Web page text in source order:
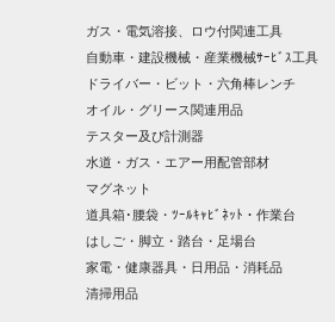
ガス・電気溶接、ロウ付関連工具
自動車・建設機械・産業機械ｻｰﾋﾞｽ工具
ドライバー・ビット・六角棒レンチ
オイル・グリース関連用品
テスター及び計測器
水道・ガス・エアー用配管部材
マグネット
道具箱･腰袋・ﾂｰﾙｷｬﾋﾞﾈｯﾄ・作業台
はしご・脚立・踏台・足場台
家電・健康器具・日用品・消耗品
清掃用品